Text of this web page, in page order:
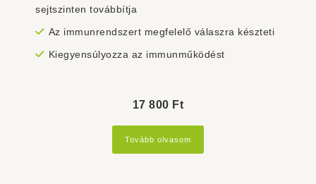
sejtszinten továbbítja
Az immunrendszert megfelelő válaszra készteti
Kiegyensúlyozza az immunműködést
17 800 Ft
Tovább olvasom